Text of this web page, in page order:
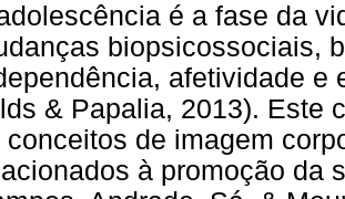
é a fase da
biopsicossociais,
afetividade e
& Papalia, 2013). Este
conceitos de imagem
à promoção da